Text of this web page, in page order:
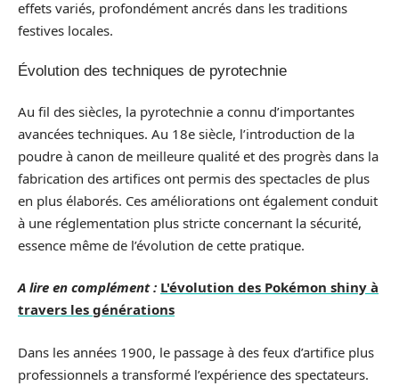
effets variés, profondément ancrés dans les traditions
festives locales.
Évolution des techniques de pyrotechnie
Au fil des siècles, la pyrotechnie a connu d’importantes
avancées techniques. Au 18e siècle, l’introduction de la
poudre à canon de meilleure qualité et des progrès dans la
fabrication des artifices ont permis des spectacles de plus
en plus élaborés. Ces améliorations ont également conduit
à une réglementation plus stricte concernant la sécurité,
essence même de l’évolution de cette pratique.
A lire en complément : L'évolution des Pokémon shiny à
travers les générations
Dans les années 1900, le passage à des feux d’artifice plus
professionnels a transformé l’expérience des spectateurs.